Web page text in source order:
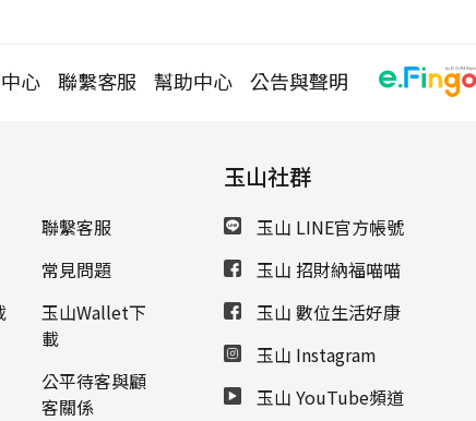
心 聯繫客服 幫助中心 公告與聲明
聯繫客服
常見問題
玉山Wallet下
載
公平待客與顧
客關係
玉山社群
玉山 LINE官方帳號
玉山 招財納福喵喵
玉山 數位生活好康
玉山 Instagram
玉山 YouTube頻道